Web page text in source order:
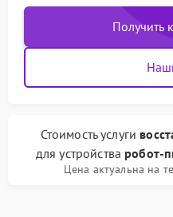
Получить
Стоимость услуги
для устройства робот-
Цена актуальна на